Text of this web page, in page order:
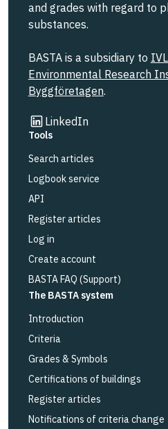
and grades with regard to
substances.
BASTA is a subsidiary to
Environmental Research
Byggföretagen.
LinkedIn
Link to other website
Tools
Search articles
Logbook service
API
Register articles
Log in
Create account
BASTA FAQ (Support)
The BASTA system
Introduction
Criteria
Grades & Symbols
Certifications of buildings
Register articles
Notifications of criteria change